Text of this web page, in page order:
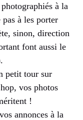
à la
à les porter
sinon, direction
font aussi le
petit tour sur
vos photos
!
annonces à la